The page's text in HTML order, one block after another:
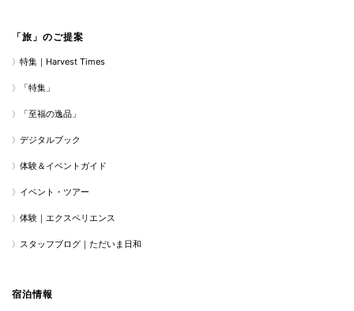
「旅」のご提案
特集｜Harvest Times
「特集」
「至福の逸品」
デジタルブック
体験＆イベントガイド
イベント・ツアー
体験｜エクスペリエンス
スタッフブログ｜ただいま日和
宿泊情報